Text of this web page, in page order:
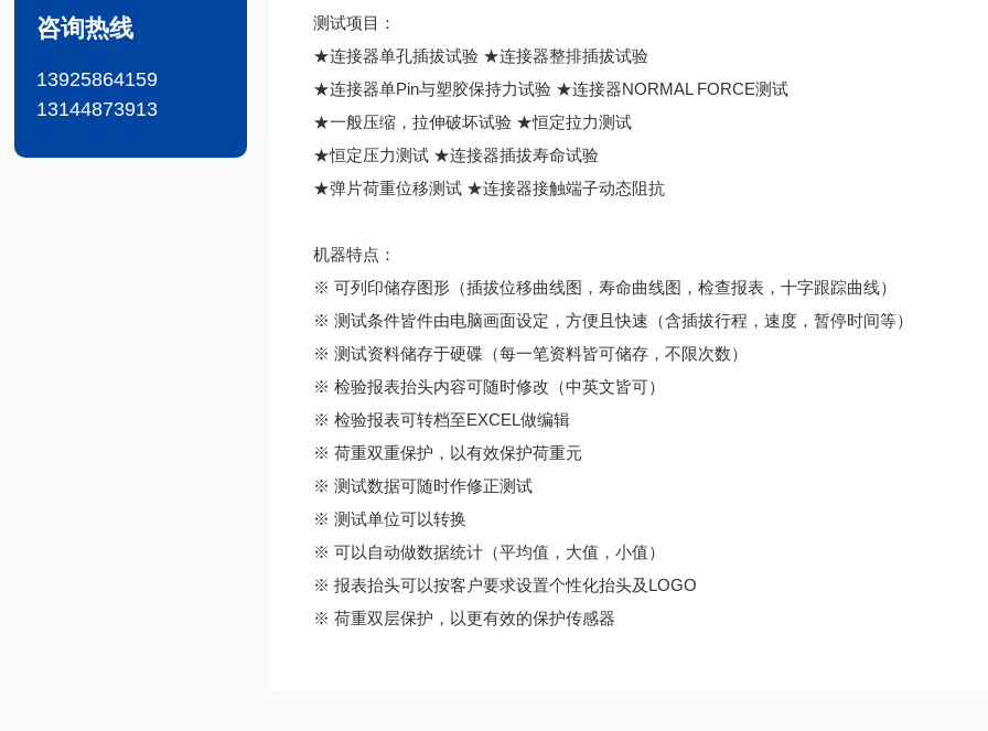
咨询热线
13925864159
13144873913
测试项目：
★连接器单孔插拔试验 ★连接器整排插拔试验
★连接器单Pin与塑胶保持力试验 ★连接器NORMAL FORCE测试
★一般压缩，拉伸破坏试验 ★恒定拉力测试
★恒定压力测试 ★连接器插拔寿命试验
★弹片荷重位移测试 ★连接器接触端子动态阻抗
机器特点：
※ 可列印储存图形（插拔位移曲线图，寿命曲线图，检查报表，十字跟踪曲线）
※ 测试条件皆件由电脑画面设定，方便且快速（含插拔行程，速度，暂停时间等）
※ 测试资料储存于硬碟（每一笔资料皆可储存，不限次数）
※ 检验报表抬头内容可随时修改（中英文皆可）
※ 检验报表可转档至EXCEL做编辑
※ 荷重双重保护，以有效保护荷重元
※ 测试数据可随时作修正测试
※ 测试单位可以转换
※ 可以自动做数据统计（平均值，大值，小值）
※ 报表抬头可以按客户要求设置个性化抬头及LOGO
※ 荷重双层保护，以更有效的保护传感器